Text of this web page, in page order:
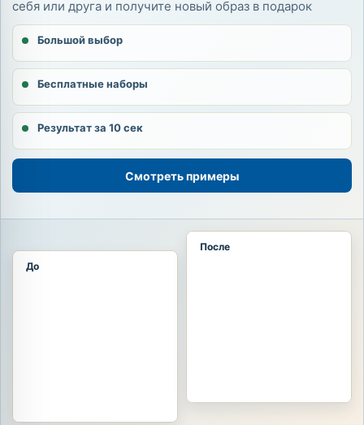
себя или друга и получите новый образ в подарок
Большой выбор
Бесплатные наборы
Результат за 10 сек
Смотреть примеры
До
После